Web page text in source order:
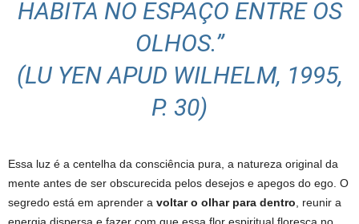
HABITA NO ESPAÇO ENTRE OS
OLHOS.”
(LU YEN APUD WILHELM, 1995,
P. 30)
Essa luz é a centelha da consciência pura, a natureza original da
mente antes de ser obscurecida pelos desejos e apegos do ego. O
segredo está em aprender a voltar o olhar para dentro , reunir a